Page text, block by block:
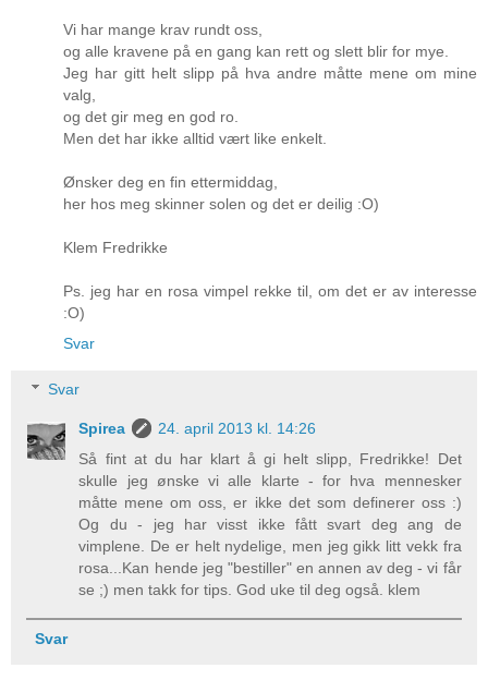
Vi har mange krav rundt oss,
og alle kravene på en gang kan rett og slett blir for mye.
Jeg har gitt helt slipp på hva andre måtte mene om mine
valg,
og det gir meg en god ro.
Men det har ikke alltid vært like enkelt.
Ønsker deg en fin ettermiddag,
her hos meg skinner solen og det er deilig :O)
Klem Fredrikke
Ps. jeg har en rosa vimpel rekke til, om det er av interesse
:O)
Svar
Svar
Spirea
24. april 2013 kl. 14:26
Så fint at du har klart å gi helt slipp, Fredrikke! Det
skulle jeg ønske vi alle klarte - for hva mennesker
måtte mene om oss, er ikke det som definerer oss :)
Og du - jeg har visst ikke fått svart deg ang de
vimplene. De er helt nydelige, men jeg gikk litt vekk fra
rosa...Kan hende jeg "bestiller" en annen av deg - vi får
se ;) men takk for tips. God uke til deg også. klem
Svar